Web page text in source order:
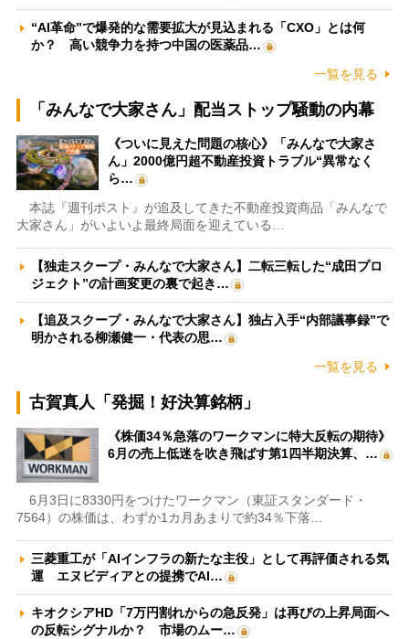
“AI革命”で爆発的な需要拡大が見込まれる「CXO」とは何
か？ 高い競争力を持つ中国の医薬品…
一覧を見る
「みんなで大家さん」配当ストップ騒動の内幕
《ついに見えた問題の核心》「みんなで大家さ
ん」2000億円超不動産投資トラブル“異常なく
ら…
本誌『週刊ポスト』が追及してきた不動産投資商品「みんなで
大家さん」がいよいよ最終局面を迎えている…
【独走スクープ・みんなで大家さん】二転三転した“成田プロ
ジェクト”の計画変更の裏で起き…
【追及スクープ・みんなで大家さん】独占入手“内部議事録”で
明かされる柳瀬健一・代表の思…
一覧を見る
古賀真人「発掘！好決算銘柄」
《株価34％急落のワークマンに特大反転の期待》
6月の売上低迷を吹き飛ばす第1四半期決算、…
6月3日に8330円をつけたワークマン（東証スタンダード・
7564）の株価は、わずか1カ月あまりで約34％下落…
三菱重工が「AIインフラの新たな主役」として再評価される気
運 エヌビディアとの提携でAI…
キオクシアHD「7万円割れからの急反発」は再びの上昇局面へ
の反転シグナルか？ 市場のムー…